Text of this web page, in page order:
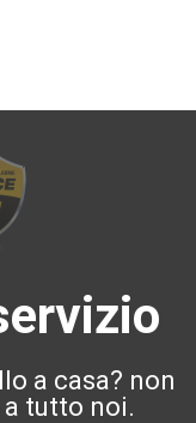
a casa? non
tutto noi.